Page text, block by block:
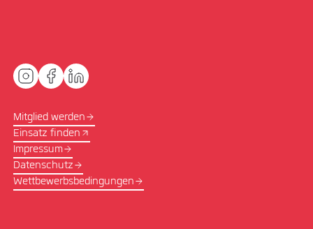
Mitglied werden
Einsatz finden
Impressum
Datenschutz
Wettbewerbsbedingungen